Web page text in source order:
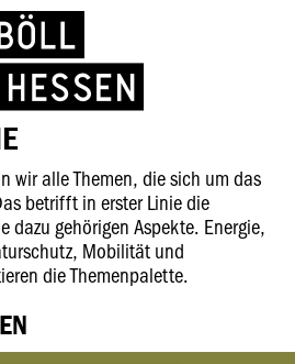
wir alle Themen, die sich um das
betrifft in erster Linie die
dazu gehörigen Aspekte. Energie,
Mobilität und
die Themenpalette.